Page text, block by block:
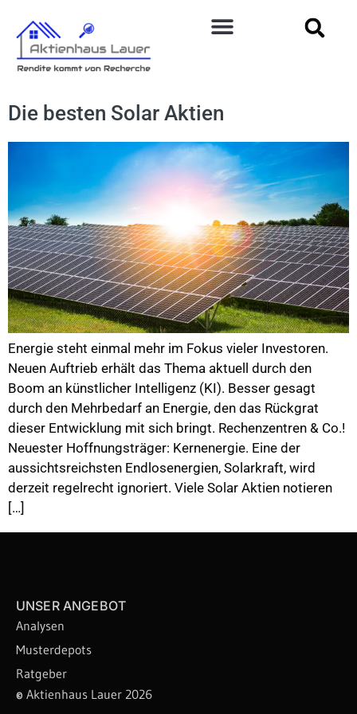
Die besten Solar Aktien
Energie steht einmal mehr im Fokus vieler Investoren.
Neuen Auftrieb erhält das Thema aktuell durch den
Boom an künstlicher Intelligenz (KI). Besser gesagt
durch den Mehrbedarf an Energie, den das Rückgrat
dieser Entwicklung mit sich bringt. Rechenzentren & Co.!
Neuester Hoffnungsträger: Kernenergie. Eine der
aussichtsreichsten Endlosenergien, Solarkraft, wird
derzeit regelrecht ignoriert. Viele Solar Aktien notieren
[…]
UNSER ANGEBOT
Analysen
Musterdepots
Ratgeber
© Aktienhaus Lauer 2026